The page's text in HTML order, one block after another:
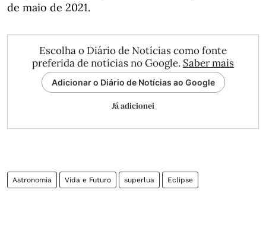
de maio de 2021.
Escolha o Diário de Notícias como fonte
preferida de notícias no Google. Saber mais
Adicionar o Diário de Notícias ao Google
Já adicionei
Astronomia Vida e Futuro superlua Eclipse